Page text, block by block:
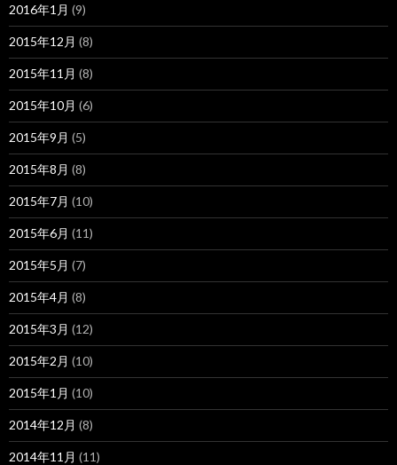
2016年1月 (9)
2015年12月 (8)
2015年11月 (8)
2015年10月 (6)
2015年9月 (5)
2015年8月 (8)
2015年7月 (10)
2015年6月 (11)
2015年5月 (7)
2015年4月 (8)
2015年3月 (12)
2015年2月 (10)
2015年1月 (10)
2014年12月 (8)
2014年11月 (11)